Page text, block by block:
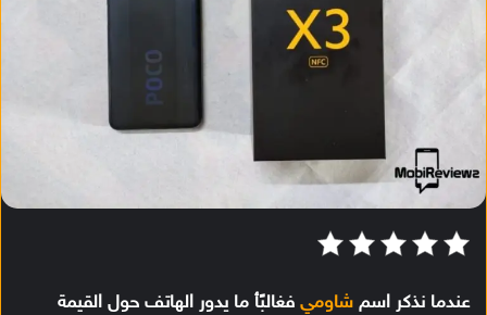
عندما نذكر اسم شاومي فغالبًأ ما يدور الهاتف حول القيمة